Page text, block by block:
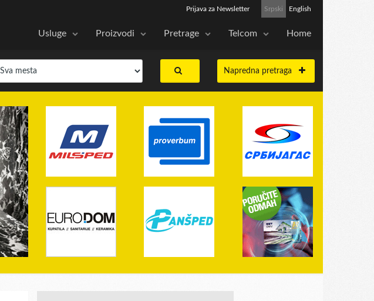
Srpski English
Prijava za Newsletter
Usluge Proizvodi Pretrage Telcom Home
Napredna pretraga